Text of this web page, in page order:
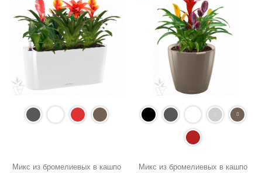
Микс из бромелиевых в кашпо
Микс из бромелиевых в кашпо